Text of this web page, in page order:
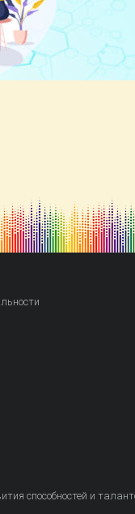
способностей и